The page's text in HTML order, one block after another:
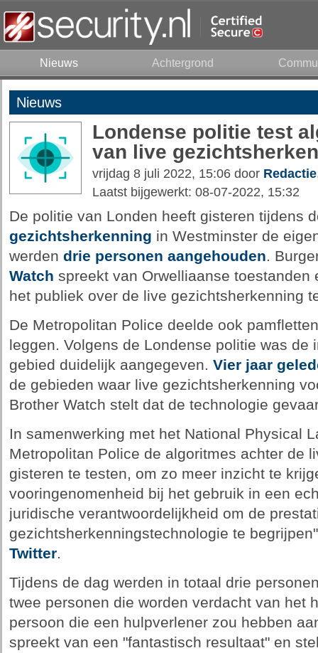
Nieuws Achtergrond
Nieuws
Londense politie test
van live
vrijdag 8 juli 2022, 15:06 door Redactie
Laatst bijgewerkt: 08-07-2022, 15:32
De politie van Londen heeft gisteren tijdens
gezichtsherkenning in Westminster de
werden drie personen aangehouden.
Watch spreekt van Orwelliaanse toestanden
het publiek over de live gezichtsherkenning
De Metropolitan Police deelde ook
leggen. Volgens de Londense politie was de
gebied duidelijk aangegeven. Vier jaar
de gebieden waar live gezichtsherkenning
Brother Watch stelt dat de technologie
In samenwerking met het National Physical
Metropolitan Police de algoritmes achter de
gisteren te testen, om zo meer inzicht te
vooringenomenheid bij het gebruik in een
juridische verantwoordelijkheid om de
gezichtsherkenningstechnologie te
Twitter.
Tijdens de dag werden in totaal drie
twee personen die worden verdacht van het
persoon die een hulpverlener zou hebben
spreekt van een "fantastisch resultaat" en